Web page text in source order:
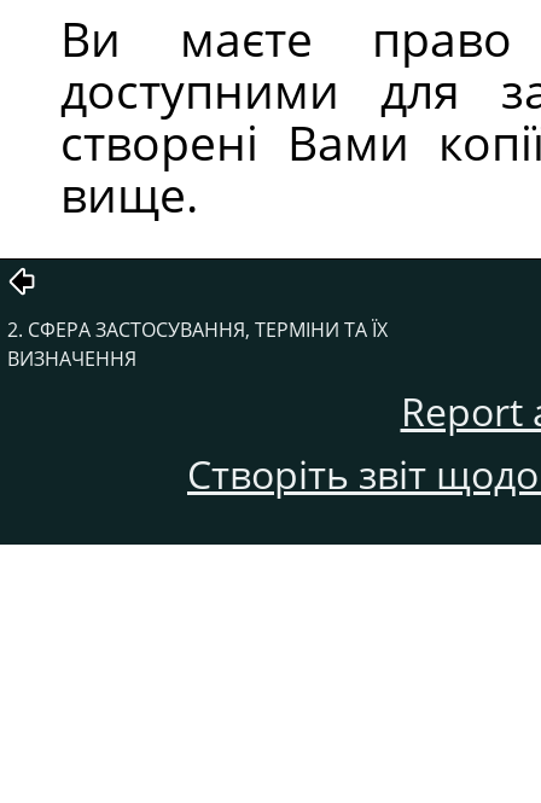
Ви маєте право
доступними для
створені Вами
вище.
2. СФЕРА ЗАСТОСУВАННЯ, ТЕРМІНИ ТА ЇХ
ВИЗНАЧЕННЯ
Report
Створіть звіт